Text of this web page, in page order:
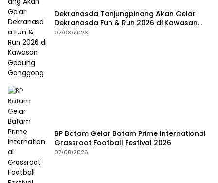
Dekranasda Tanjungpinang Akan Gelar
Dekranasda Fun & Run 2026 di Kawasan
Gedung Gonggong
07/08/2026
BP Batam Gelar Batam Prime International
Grassroot Football Festival 2026
07/08/2026